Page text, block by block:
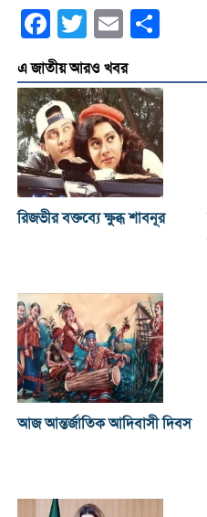
Facebook
Twitter Email
এ জাতীয় আরও খবর
রিজভীর বক্তব্যে ক্ষুব্ধ শাবনূর
আজ আন্তর্জাতিক আদিবাসী দিবস